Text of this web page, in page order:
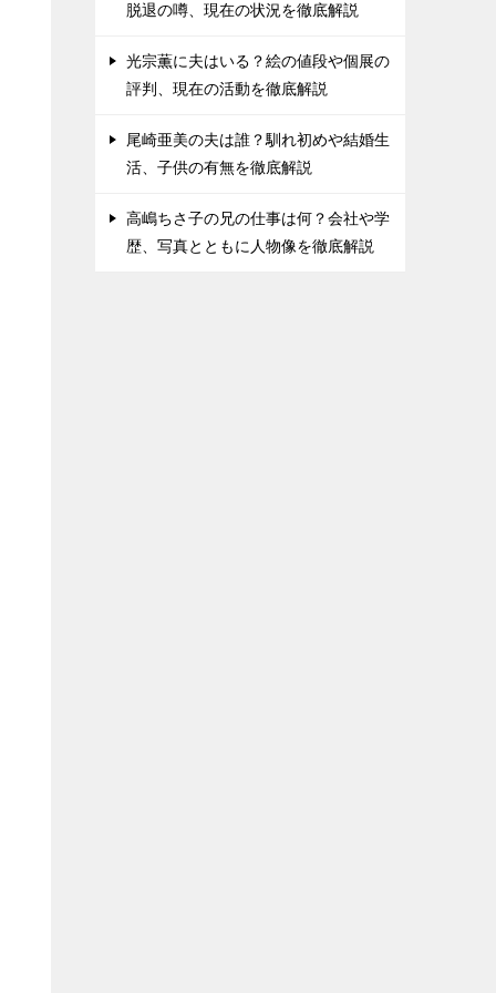
脱退の噂、現在の状況を徹底解説
光宗薫に夫はいる？絵の値段や個展の
評判、現在の活動を徹底解説
尾崎亜美の夫は誰？馴れ初めや結婚生
活、子供の有無を徹底解説
高嶋ちさ子の兄の仕事は何？会社や学
歴、写真とともに人物像を徹底解説